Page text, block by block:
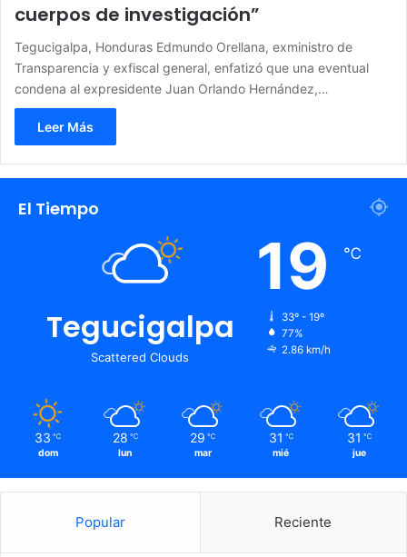
cuerpos de investigación”
Tegucigalpa, Honduras Edmundo Orellana, exministro de
Transparencia y exfiscal general, enfatizó que una eventual
condena al expresidente Juan Orlando Hernández,…
Leer Más
El Tiempo
Tegucigalpa
Scattered Clouds
19 ℃
33º - 19º
77%
2.86 km/h
33 ℃
dom
28 ℃
lun
29 ℃
mar
31 ℃
mié
31 ℃
jue
Popular Reciente